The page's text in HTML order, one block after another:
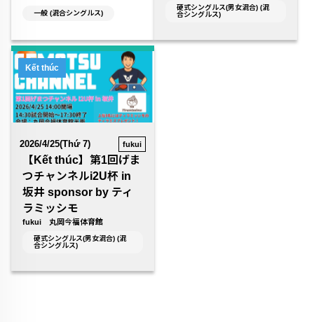
一般 (混合シングルス)
硬式シングルス(男女混合) (混
合シングルス)
Kết thúc
2026/4/25(Thứ 7) fukui
【Kết thúc】第1回げま
つチャンネルi2U杯 in
坂井 sponsor by ティ
ラミッシモ
fukui 丸岡今福体育館
硬式シングルス(男女混合) (混
合シングルス)